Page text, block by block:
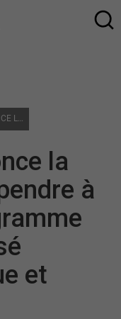
L’APTPUO DÉNONCE LA DÉCISION DE SUSPENDRE À NOUVEAU LE PROGRAMME DE B.A. SPÉCIALISÉ ANTIQUITÉ GRECQUE ET ROMAINE
la
à
et